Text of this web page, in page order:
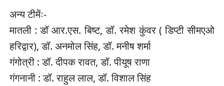
अन्य टीमेंः-
मातली : डॉ आर.एस. बिष्ट, डॉ. रमेश कुंवर ( डिप्टी सीमएओ
हरिद्वार), डॉ. अनमोल सिंह, डॉ. मनीष शर्मा
गंगोत्री : डॉ. दीपक रावत, डॉ. पीयूष राणा
गंगनानी : डॉ. राहुल लाल, डॉ. विशाल सिंह